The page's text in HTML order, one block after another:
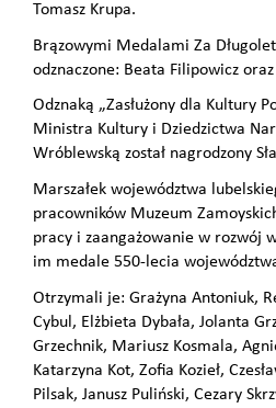
Tomasz Krupa.
Brązowymi Medalami Za
odznaczone: Beata Filipowicz
Odznaką „Zasłużony dla Kultury
Ministra Kultury i Dziedzictwa
Wróblewską został nagrodzony
Marszałek województwa
pracowników Muzeum
pracy i zaangażowanie w rozwój
im medale 550-lecia
Otrzymali je: Grażyna Antoniuk,
Cybul, Elżbieta Dybała, Jolanta
Grzechnik, Mariusz Kosmala,
Katarzyna Kot, Zofia Kozieł,
Pilsak, Janusz Puliński, Cezary